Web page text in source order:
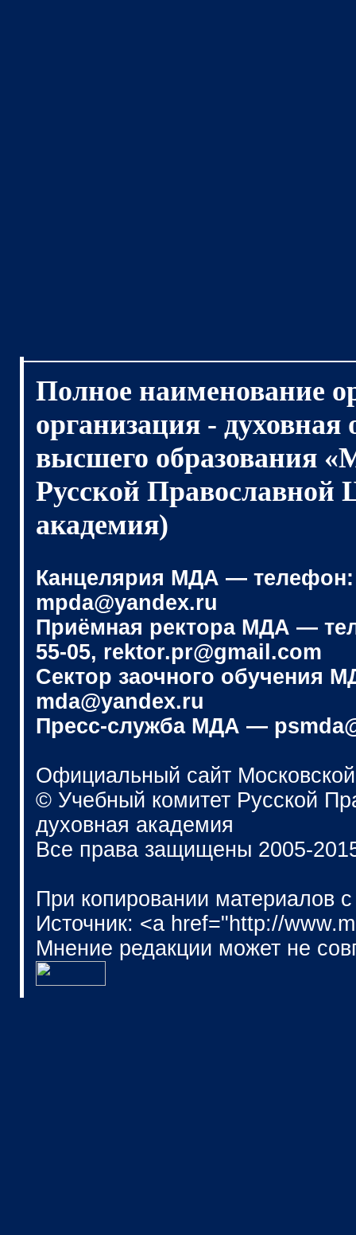
Полное наименование
организация - духовная
высшего образования
Русской Православной
академия)
Канцелярия МДА — телефон:
mpda@yandex.ru
Приёмная ректора МДА —
55-05, rektor.pr@gmail.com
Сектор заочного обучения
mda@yandex.ru
Пресс-служба МДА —
Официальный сайт
© Учебный комитет Русской
духовная академия
Все права защищены 2005-
При копировании материалов
Источник: <a href="http://
Мнение редакции может не